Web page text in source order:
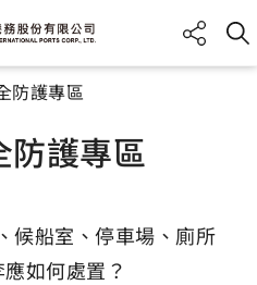
防護專區
防護專區
候船室、停車場、廁所
如何處置？